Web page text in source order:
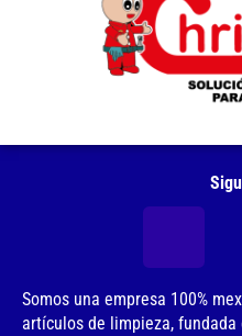
Somos una empresa 100%
artículos de limpieza,